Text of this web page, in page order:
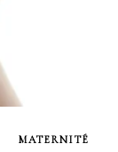
MATERNITÉ